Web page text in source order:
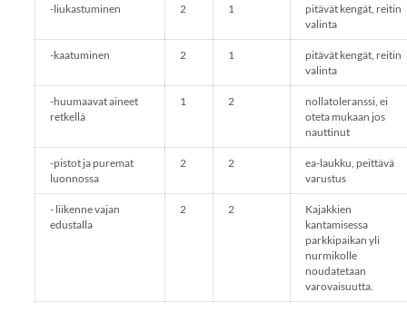
-liukastuminen 2 1
pitävät kengät, reitin
valinta
-kaatuminen 2 1
pitävät kengät, reitin
valinta
-huumaavat aineet
retkellä
1 2
nollatoleranssi, ei
oteta mukaan jos
nauttinut
-pistot ja puremat
luonnossa
2 2
ea-laukku, peittävä
varustus
- liikenne vajan
edustalla
2 2
Kajakkien
kantamisessa
parkkipaikan yli
nurmikolle
noudatetaan
varovaisuutta.